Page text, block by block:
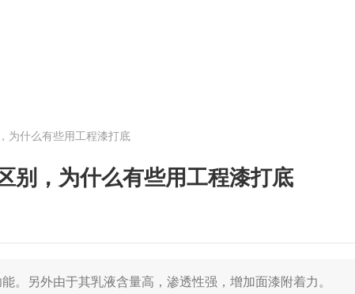
为什么有些用工程漆打底
别，为什么有些用工程漆打底
。另外由于其乳液含量高，渗透性强，增加面漆附着力。